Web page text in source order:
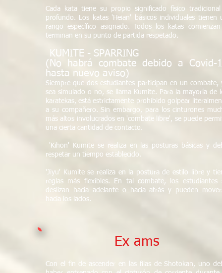
Cada kata tiene su propio significado físico
profundo. Los katas 'Heian' básicos individuales tienen
rango específico asignado. Todos los katas
terminan en su punto de partida respetado.
KUMITE - SPARRING
(No habrá combate debido a Covid-
hasta nuevo aviso)
Siempre que dos estudiantes participan en un combate,
sea simulado o no, se llama Kumite. Para la mayoría de
karatekas, está estrictamente prohibido golpear
a su compañero. Sin embargo, para los cinturones
más altos involucrados en 'combate libre', se puede
una cierta cantidad de contacto.
'Kihon' Kumite se realiza en las posturas básicas y
respetar un tiempo establecido.
'Jiyu' Kumite se realiza en la postura de estilo libre y
reglas más flexibles. En tal combate, los estudiantes
deslizan hacia adelante o hacia atrás y pueden
hacia los lados.
Ex ams
Con el fin de ascender en las filas de Shotokan, uno